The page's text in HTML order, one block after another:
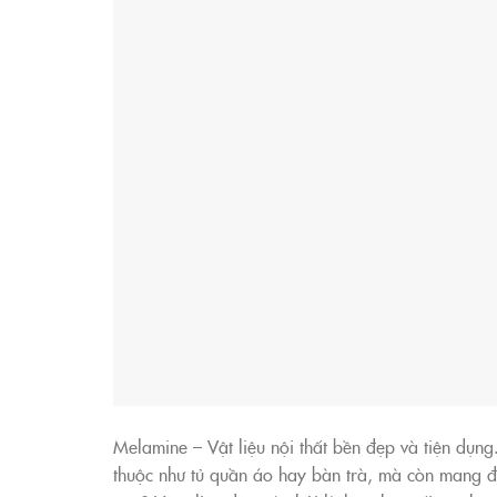
Melamine – Vật liệu nội thất bền đẹp và tiện
thuộc như tủ quần áo hay bàn trà, mà còn mang